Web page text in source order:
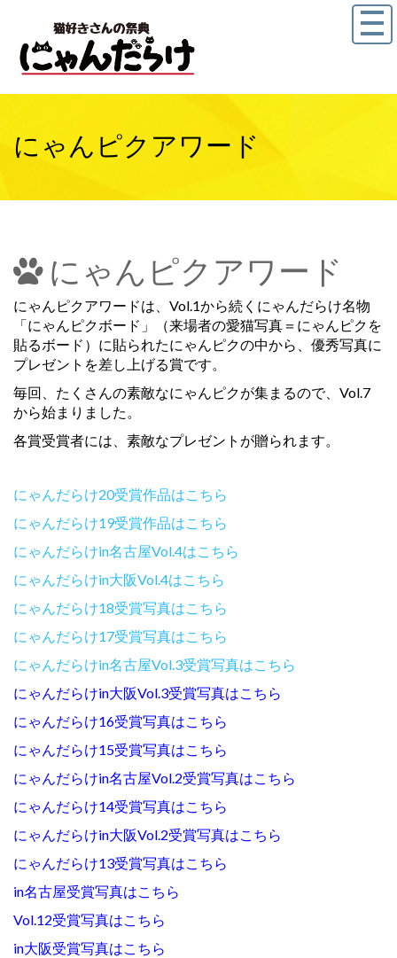
にゃんピクアワード
にゃんピクアワード
にゃんピクアワードは、Vol.1から続くにゃんだらけ名物
「にゃんピクボード」（来場者の愛猫写真＝にゃんピクを
貼るボード）に貼られたにゃんピクの中から、優秀写真に
プレゼントを差し上げる賞です。
毎回、たくさんの素敵なにゃんピクが集まるので、Vol.7
から始まりました。
各賞受賞者には、素敵なプレゼントが贈られます。
にゃんだらけ20受賞作品はこちら
にゃんだらけ19受賞作品はこちら
にゃんだらけin名古屋Vol.4はこちら
にゃんだらけin大阪Vol.4はこちら
にゃんだらけ18受賞写真はこちら
にゃんだらけ17受賞写真はこちら
にゃんだらけin名古屋Vol.3受賞写真はこちら
にゃんだらけin大阪Vol.3受賞写真はこちら
にゃんだらけ16受賞写真はこちら
にゃんだらけ15受賞写真はこちら
にゃんだらけin名古屋Vol.2受賞写真はこちら
にゃんだらけ14受賞写真はこちら
にゃんだらけin大阪Vol.2受賞写真はこちら
にゃんだらけ13受賞写真はこちら
in名古屋受賞写真はこちら
Vol.12受賞写真はこちら
in大阪受賞写真はこちら